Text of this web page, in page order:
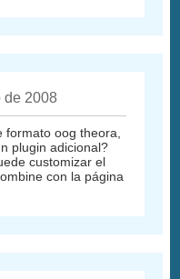
de 2008
oog theora,
plugin adicional?
customizar el
con la página